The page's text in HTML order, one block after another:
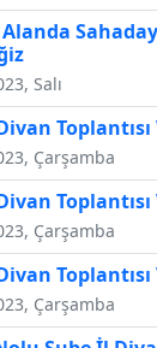
Alanda
Salı
Çarşamba
Çarşamba
Çarşamba